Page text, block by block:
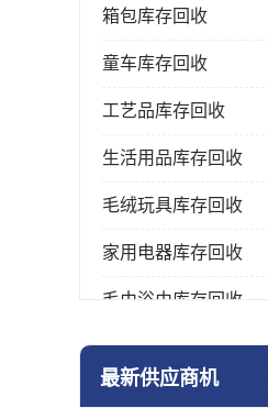
箱包库存回收
童车库存回收
工艺品库存回收
生活用品库存回收
毛绒玩具库存回收
家用电器库存回收
毛巾浴巾库存回收
水杯保温杯库存回收
最新供应商机